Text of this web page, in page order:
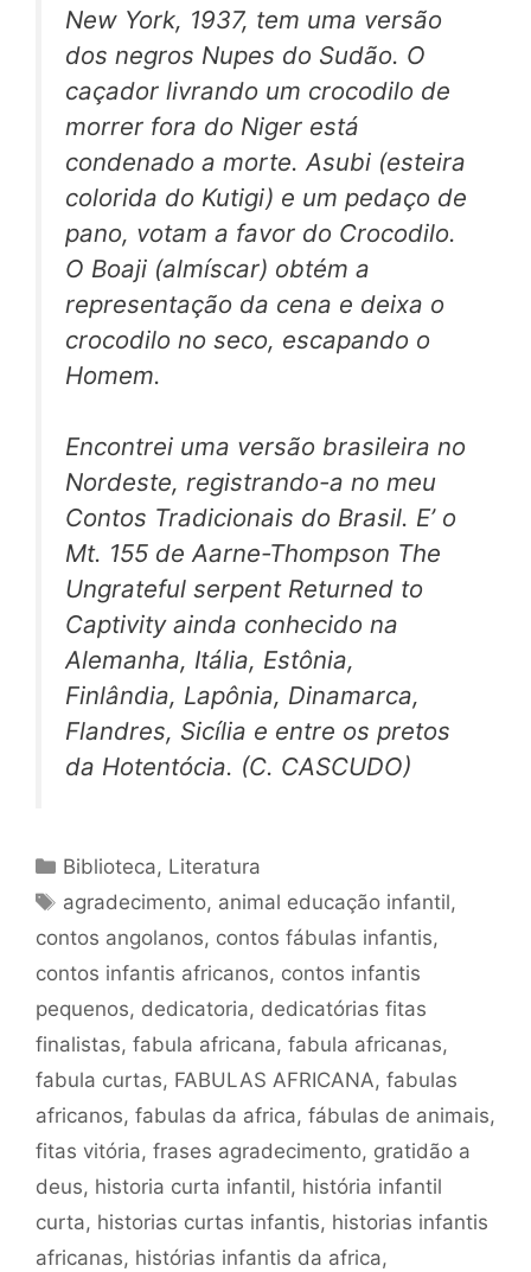
New York, 1937, tem uma versão
dos negros Nupes do Sudão. O
caçador livrando um crocodilo de
morrer fora do Niger está
condenado a morte. Asubi (esteira
colorida do Kutigi) e um pedaço de
pano, votam a favor do Crocodilo.
O Boaji (almíscar) obtém a
representação da cena e deixa o
crocodilo no seco, escapando o
Homem.
Encontrei uma versão brasileira no
Nordeste, registrando-a no meu
Contos Tradicionais do Brasil. E’ o
Mt. 155 de Aarne-Thompson The
Ungrateful serpent Returned to
Captivity ainda conhecido na
Alemanha, Itália, Estônia,
Finlândia, Lapônia, Dinamarca,
Flandres, Sicília e entre os pretos
da Hotentócia. (C. CASCUDO)
Categorias
Biblioteca, Literatura
Tags
agradecimento, animal educação infantil,
contos angolanos, contos fábulas infantis,
contos infantis africanos, contos infantis
pequenos, dedicatoria, dedicatórias fitas
finalistas, fabula africana, fabula africanas,
fabula curtas, FABULAS AFRICANA, fabulas
africanos, fabulas da africa, fábulas de animais,
fitas vitória, frases agradecimento, gratidão a
deus, historia curta infantil, história infantil
curta, historias curtas infantis, historias infantis
africanas, histórias infantis da africa,